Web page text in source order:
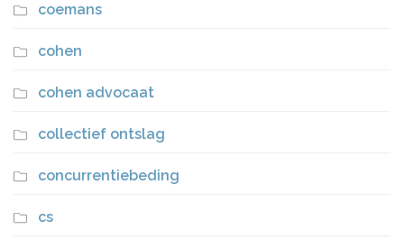
coemans
cohen
cohen advocaat
collectief ontslag
concurrentiebeding
cs